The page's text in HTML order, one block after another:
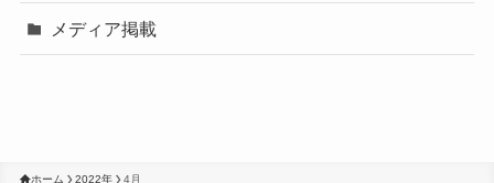
メディア掲載
ホーム 2022年 4月